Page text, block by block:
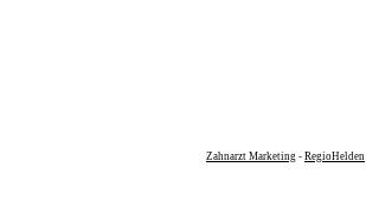
Zahnarzt Marketing - RegioHelden